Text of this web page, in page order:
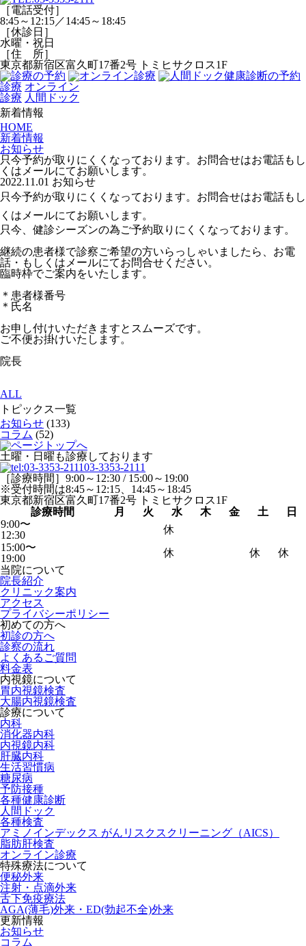
［電話受付］
8:45～12:15／14:45～18:45
［休診日］
水曜・祝日
［住 所］
東京都新宿区富久町17番2号 トミヒサクロス1F
診療 オンライン
診療 人間ドック
新着情報
HOME
新着情報
お知らせ
只今予約が取りにくくなっております。お問合せはお電話もし
くはメールにてお願いします。
2022.11.01 お知らせ
只今予約が取りにくくなっております。お問合せはお電話もし
くはメールにてお願いします。
只今、健診シーズンの為ご予約取りにくくなっております。
継続の患者様で診察ご希望の方いらっしゃいましたら、お電
話・もしくはメールにてお問合せください。
臨時枠でご案内をいたします。
＊患者様番号
＊氏名
お申し付けいただきますとスムーズです。
ご不便お掛けいたします。
院長
ALL
トピックス一覧
お知らせ (133)
コラム (52)
土曜・日曜も診療しております
03-3353-2111
［診療時間］9:00～12:30 / 15:00～19:00
※受付時間は8:45～12:15、14:45～18:45
東京都新宿区富久町17番2号 トミヒサクロス1F
診療時間
月 火 水 木 金 土
日
9:00〜
12:30
休
15:00〜
19:00
休 休
休
当院について
院長紹介
クリニック案内
アクセス
プライバシーポリシー
初めての方へ
初診の方へ
診察の流れ
よくあるご質問
料金表
内視鏡について
胃内視鏡検査
大腸内視鏡検査
診療について
内科
消化器内科
内視鏡内科
肝臓内科
生活習慣病
糖尿病
予防接種
各種健康診断
人間ドック
各種検査
アミノインデックス がんリスクスクリーニング（AICS）
脂肪肝検査
オンライン診療
特殊療法について
便秘外来
注射・点滴外来
舌下免疫療法
AGA(薄毛)外来・ED(勃起不全)外来
更新情報
お知らせ
コラム